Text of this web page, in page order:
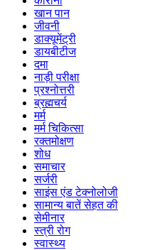
खान पान
जीवनी
डाक्यूमेंट्री
डायबीटीज
दमा
नाड़ी परीक्षा
प्रश्नोत्तरी
ब्रह्मचर्य
मर्म
मर्म चिकित्सा
रक्तमोक्षण
शोध
समाचार
सर्जरी
साइंस एंड टेक्नोलोजी
सामान्य बातें सेहत की
सेमीनार
स्त्री रोग
स्वास्थ्य